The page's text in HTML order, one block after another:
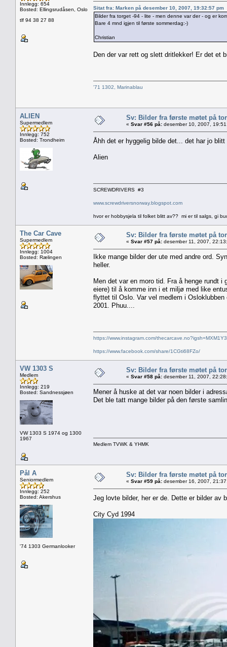
Innlegg: 654
Bosted: Ellingsrudåsen, Oslo
tlf 94 38 27 88
Sitat fra: Marken på desember 10, 2007, 19:32:57 pm
Bilder fra torget -94 - lite - men denne var der - og er
Bare 4 mnd igjen til første sommerdag:-)
Christian
Den der var rett og slett dritlekker! Er det et
'71 1302, Marinablau
ALIEN
Supermedlem
Innlegg: 752
Bosted: Trondheim
Sv: Bilder fra første møtet på
« Svar #56 på: desember 10, 2007,
Åhh det er hyggelig bilde det... det har jo
Alien
SCREWDRIVERS #3
www.screwdriversnorway.blogspot.com
hvor er hobbysjela til folket blitt av?? mi er til salgs, gi
The Car Cave
Supermedlem
Innlegg: 1004
Bosted: Rælingen
Sv: Bilder fra første møtet på
« Svar #57 på: desember 11, 2007,
Ikke mange bilder der ute med andre ord.
heller.
Men det var en moro tid. Fra å henge rundt
eiere) til å komme inn i et miljø med like
flyttet til Oslo. Var vel medlem i
2001. Phuu....
https://www.instagram.com/
https://www.facebook.com/share/1CGti68FZo/
VW 1303 S
Medlem
Innlegg: 219
Bosted: Sandnessjøen
VW 1303 S 1974 og 1300
1967
Sv: Bilder fra første møtet på
« Svar #58 på: desember 11, 2007,
Mener å huske at det var noen bilder i
Det ble tatt mange bilder på den første
Medlem TVWK & YHMK
Pål A
Seniormedlem
Innlegg: 252
Bosted: Akershus
'74 1303 Germanlooker
Sv: Bilder fra første møtet på
« Svar #59 på: desember 16, 2007,
Jeg lovte bilder, her er de. Dette er bilder av
City Cyd 1994